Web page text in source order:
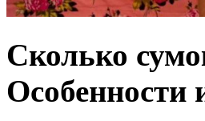
Сколько
Особенности